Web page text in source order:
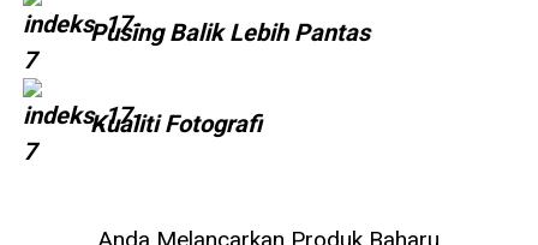
Pusing Balik Lebih Pantas
Kualiti Fotografi